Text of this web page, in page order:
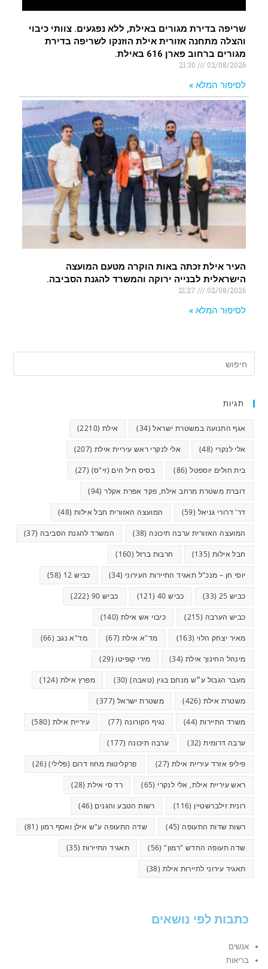
שריפה בדירת מגורים באילת, ללא נפגעים. צוותי כיבוי
והצלה מתחנה אזורית אילת הוזנקו לשריפה בדירת
מגורים ברחוב פארן 616 באילת.
02/08/2026
לסיפור המלא »
העיר אילת זכתה באות הוקרה מטעם המועצה
הישראלית לבנייה ירוקה והמשרד להגנת הסביבה.
02/08/2026
לסיפור המלא »
תגיות
אגף התנועה במשטרת ישראל(34) אילת (2210)
אלי לנקרי (48) אלי לנקרי ראש עיריית אילת (207)
בית חולים יוספטל(86) בסיס חיל הים (זי"ס) (27)
דוברת משטרת מרחב אילת, פקד אפרת אקלר(94)
דר' דרורי גניאל (59) המועצה האזורית חבל אילות (48)
המועצה האזורית ערבה תיכונה (38) המשרד להגנת הסביבה (37)
חבל אילות (135) חרבות ברזל (160)
יוסי חן – מנכ"ל תאגיד התיירות העירוני (34) כביש 12 (58)
כביש 25 (33) כביש 40 (121) כביש 90 (222)
כביש הערבה (215) כיבוי אש אילת (140)
מאיר יצחק הלוי (163) מד"א אילת (67) מד"א נגב (66)
מינהל החינוך אילת (34) מירי קופיטו (29)
מעבר הגבול ע״ש מנחם בגין (טאבה)(30) מפרץ אילת (124)
משטרת אילת (426) משטרת ישראל (377)
משרד התיירות (44) נגיף הקורונה (77) עיריית אילת (580)
ערבה דרומית(32) ערבה תיכונה (177)
פיליפ אזרד עיריית אילת (27) פרקליטות מחוז דרום (פלילי)(26)
ראש עיריית אילת, אלי לנקרי (65) רד סי אילת(28)
רונית זילברשטיין (116) רשות הטבע והגנים (46)
רשות שדות התעופה (45) שדה התעופה ע"ש אילן ואסף רמון (81)
שדה תעופה החדש "רמון"(56) תאגיד התיירות (35)
תאגיד עירוני לתיירות אילת (38)
כתבות לפי נושאים
אנשים
בריאות